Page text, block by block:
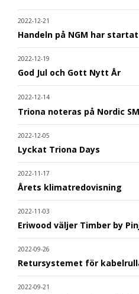
2022-12-21
Handeln på NGM har startat
2022-12-19
God Jul och Gott Nytt År
2022-12-14
Triona noteras på Nordic
2022-12-05
Lyckat Triona Days
2022-11-17
Årets klimatredovisning
2022-11-03
Eriwood väljer Timber by
2022-09-26
Retursystemet för
2022-09-21